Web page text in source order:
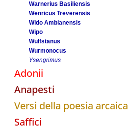
Warnerius Basiliensis
Wenricus Treverensis
Wido Ambianensis
Wipo
Wulfstanus
Wurmonocus
Ysengrimus
Adonii
Anapesti
Versi della poesia arcaica
Saffici